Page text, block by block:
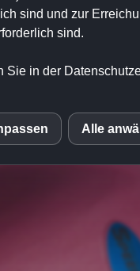
von
sind und zur
sind.
Sie in der
Alle